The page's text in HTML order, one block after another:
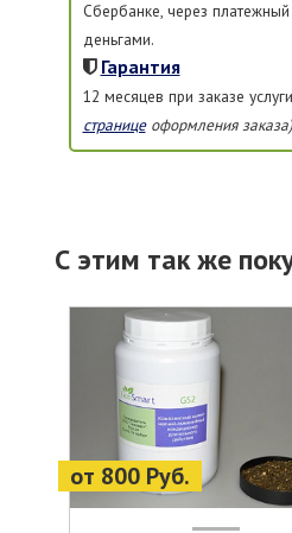
Сбербанке, через
деньгами.
Гарантия
12 месяцев при заказе
страницеоформления заказа)
С этим так же
от 800 Руб.